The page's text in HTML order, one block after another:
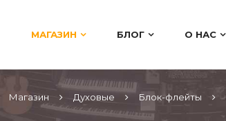
МАГАЗИН БЛОГ О НАС
Магазин Духовые Блок-флейты